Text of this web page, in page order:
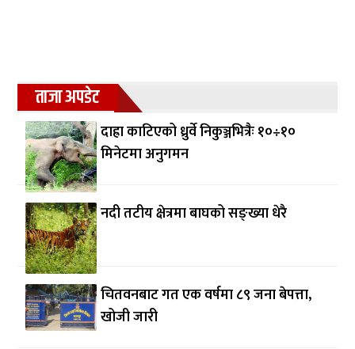
ताजा अपडेट
दाह्रा काटिएको ध्रुर्वे निकुञ्जभित्रैः १०÷१०
मिनेटमा अनुगमन
नदी तटीय क्षेत्रमा बाघको सङ्ख्या धेरै
चितवनबाट गत एक वर्षमा ८९ जना बेपत्ता,
खोजी जारी